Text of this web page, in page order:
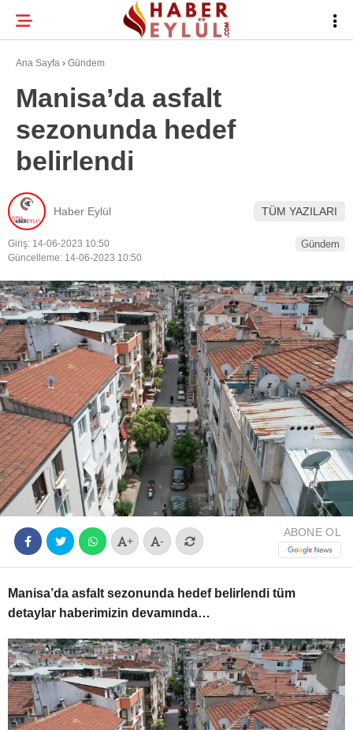
Twitter
Instagram
Youtube
20.5
BURSA HABERLERI
BURSASPOR
GÜNDEM
EĞITIM
TEKNOLOJI
Ana Sayfa › Gündem
Manisa’da asfalt
sezonunda hedef
belirlendi
Haber Eylül TÜM YAZILARI
Giriş: 14-06-2023 10:50
Güncelleme: 14-06-2023 10:50
Gündem
+ -
ABONE OL
Manisa’da asfalt sezonunda hedef belirlendi tüm
detaylar haberimizin devamında…